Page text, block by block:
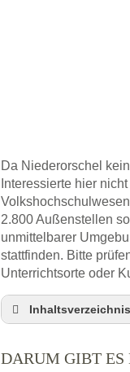
Da Niederorschel
Interessierte hier
2.800 Außenstellen
unmittelbarer
stattfinden. Bitte
Unterrichtsorte oder
Inhaltsverzeichnis
3 schnelle
DARUM GIBT ES